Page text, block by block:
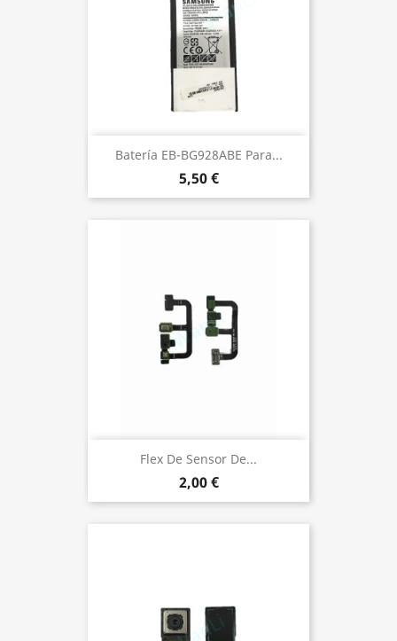
Batería EB-BG928ABE Para...
5,50 €
Flex De Sensor De...
2,00 €